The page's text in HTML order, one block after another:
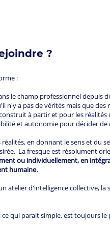
?
:
le champ professionnel depuis
n'y a pas de vérités mais que
à partir et pour les
et autonomie pour décider
en donnant le sens et du
La fresque est résolument
ou individuellement, en
humaine.
atelier d'intelligence collective,
qui parait simple, est toujours le